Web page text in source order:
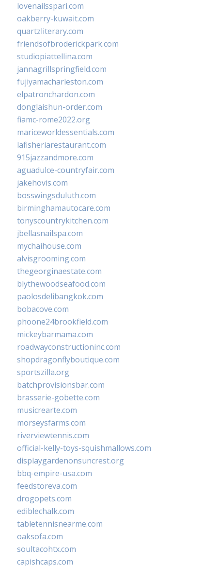
lovenailsspari.com
oakberry-kuwait.com
quartzliterary.com
friendsofbroderickpark.com
studiopiattellina.com
jannagrillspringfield.com
fujiyamacharleston.com
elpatronchardon.com
donglaishun-order.com
fiamc-rome2022.org
mariceworldessentials.com
lafisheriarestaurant.com
915jazzandmore.com
aguadulce-countryfair.com
jakehovis.com
bosswingsduluth.com
birminghamautocare.com
tonyscountrykitchen.com
jbellasnailspa.com
mychaihouse.com
alvisgrooming.com
thegeorginaestate.com
blythewoodseafood.com
paolosdelibangkok.com
bobacove.com
phoone24brookfield.com
mickeybarmama.com
roadwayconstructioninc.com
shopdragonflyboutique.com
sportszilla.org
batchprovisionsbar.com
brasserie-gobette.com
musicrearte.com
morseysfarms.com
riverviewtennis.com
official-kelly-toys-squishmallows.com
displaygardenonsuncrest.org
bbq-empire-usa.com
feedstoreva.com
drogopets.com
ediblechalk.com
tabletennisnearme.com
oaksofa.com
soultacohtx.com
capishcaps.com